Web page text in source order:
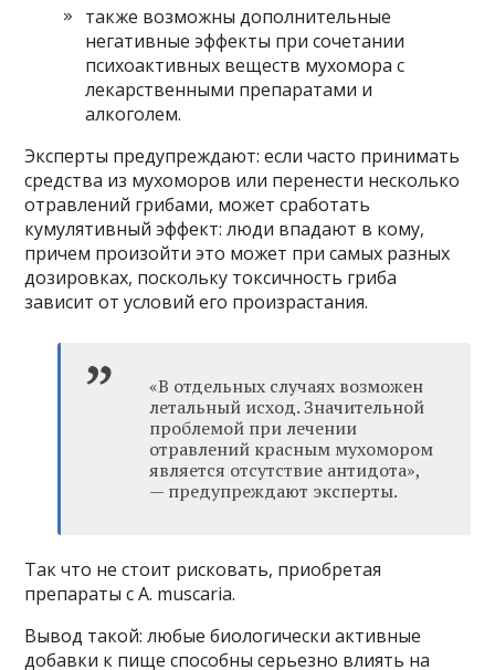
также возможны дополнительные
негативные эффекты при сочетании
психоактивных веществ мухомора с
лекарственными препаратами и
алкоголем.
Эксперты предупреждают: если часто принимать
средства из мухоморов или перенести несколько
отравлений грибами, может сработать
кумулятивный эффект: люди впадают в кому,
причем произойти это может при самых разных
дозировках, поскольку токсичность гриба
зависит от условий его произрастания.
«В отдельных случаях возможен
летальный исход. Значительной
проблемой при лечении
отравлений красным мухомором
является отсутствие антидота»,
— предупреждают эксперты.
Так что не стоит рисковать, приобретая
препараты с A. muscaria.
Вывод такой: любые биологически активные
добавки к пище способны серьезно влиять на